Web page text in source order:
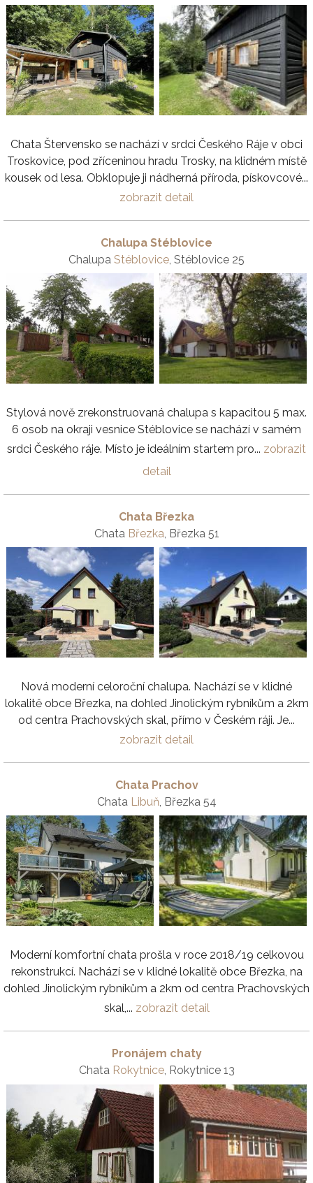
Chata Štervensko se nachází v srdci Českého Ráje v obci
Troskovice, pod zříceninou hradu Trosky, na klidném místě
kousek od lesa. Obklopuje ji nádherná příroda, pískovcové...
zobrazit detail
Chalupa Stéblovice
Chalupa Stéblovice, Stéblovice 25
Stylová nově zrekonstruovaná chalupa s kapacitou 5 max.
6 osob na okraji vesnice Stéblovice se nachází v samém
srdci Českého ráje. Místo je ideálním startem pro... zobrazit
detail
Chata Březka
Chata Březka, Březka 51
Nová moderní celoroční chalupa. Nachází se v klidné
lokalitě obce Březka, na dohled Jinolickým rybníkům a 2km
od centra Prachovských skal, přímo v Českém ráji. Je...
zobrazit detail
Chata Prachov
Chata Libuň, Březka 54
Moderní komfortní chata prošla v roce 2018/19 celkovou
rekonstrukcí. Nachází se v klidné lokalitě obce Březka, na
dohled Jinolickým rybníkům a 2km od centra Prachovských
skal,... zobrazit detail
Pronájem chaty
Chata Rokytnice, Rokytnice 13